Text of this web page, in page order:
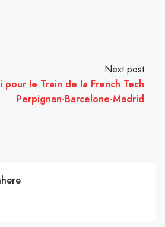
Next post
pour le Train de la French Tech
Perpignan-Barcelone-Madrid